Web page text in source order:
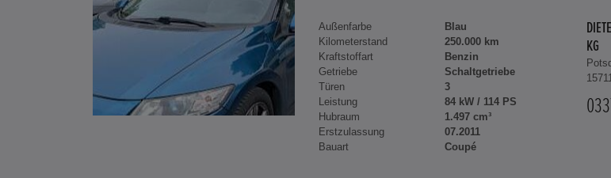
Außenfarbe
Blau
Kilometerstand
250.000 km
Kraftstoffart
Benzin
Getriebe
Schaltgetriebe
Türen
3
Leistung
84 kW / 114 PS
Hubraum
1.497 cm³
Erstzulassung
07.2011
Bauart
Coupé
KG